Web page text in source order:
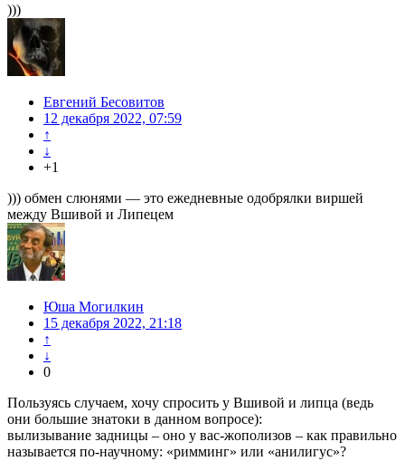
)))
Евгений Бесовитов
12 декабря 2022, 07:59
↑
↓
+1
))) обмен слюнями — это ежедневные одобрялки виршей
между Вшивой и Липецем
Юша Могилкин
15 декабря 2022, 21:18
↑
↓
0
Пользуясь случаем, хочу спросить у Вшивой и липца (ведь
они большие знатоки в данном вопросе):
вылизывание задницы – оно у вас-жополизов – как правильно
называется по-научному: «римминг» или «анилигус»?